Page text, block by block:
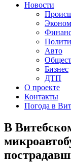
Новости
Авто
Бизнес
ДТП
О проекте
Контакты
Погода в
В